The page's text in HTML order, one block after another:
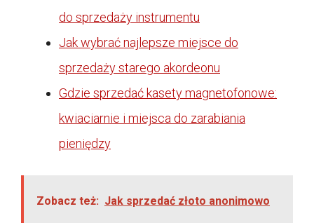
do sprzedaży instrumentu
Jak wybrać najlepsze miejsce do
sprzedaży starego akordeonu
Gdzie sprzedać kasety magnetofonowe:
kwiaciarnie i miejsca do zarabiania
pieniędzy
Zobacz też: Jak sprzedać złoto anonimowo